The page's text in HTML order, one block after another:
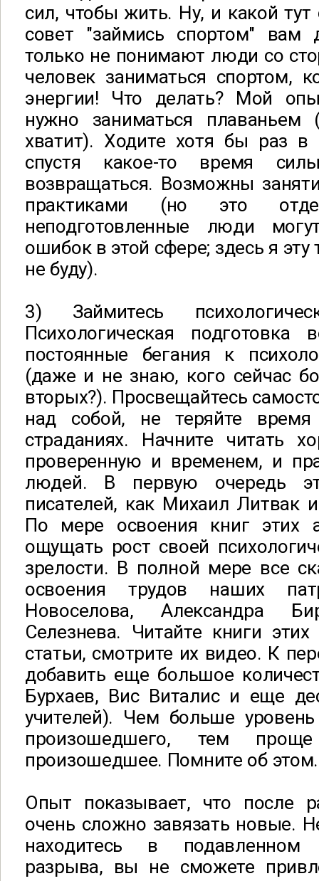
сил, чтобы жить. Ну, и какой тут
совет "займись спортом" вам
только не понимают люди со
человек заниматься спортом,
энергии! Что делать? Мой
нужно заниматься
хватит). Ходите хотя бы раз в
спустя какое-то время
возвращаться. Возможны
практиками (но это
неподготовленные люди
ошибок в этой сфере; здесь я эту
не буду).
3) Займитесь
Психологическая подготовка
постоянные бегания к
(даже и не знаю, кого сейчас
вторых?). Просвещайтесь
над собой, не теряйте
страданиях. Начните читать
проверенную и временем, и
людей. В первую очередь
писателей, как Михаил Литвак
По мере освоения книг этих
ощущать рост своей
зрелости. В полной мере все
освоения трудов наших
Новоселова, Александра
Селезнева. Читайте книги
статьи, смотрите их видео. К
добавить еще большое
Бурхаев, Вис Виталис и еще
учителей). Чем больше
произошедшего, тем
произошедшее. Помните об этом.
Опыт показывает, что после
очень сложно завязать новые.
находитесь в подавленном
разрыва, вы не сможете